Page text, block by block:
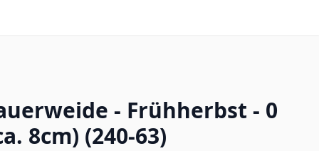
- Frühherbst - 0
8cm) (240-63)